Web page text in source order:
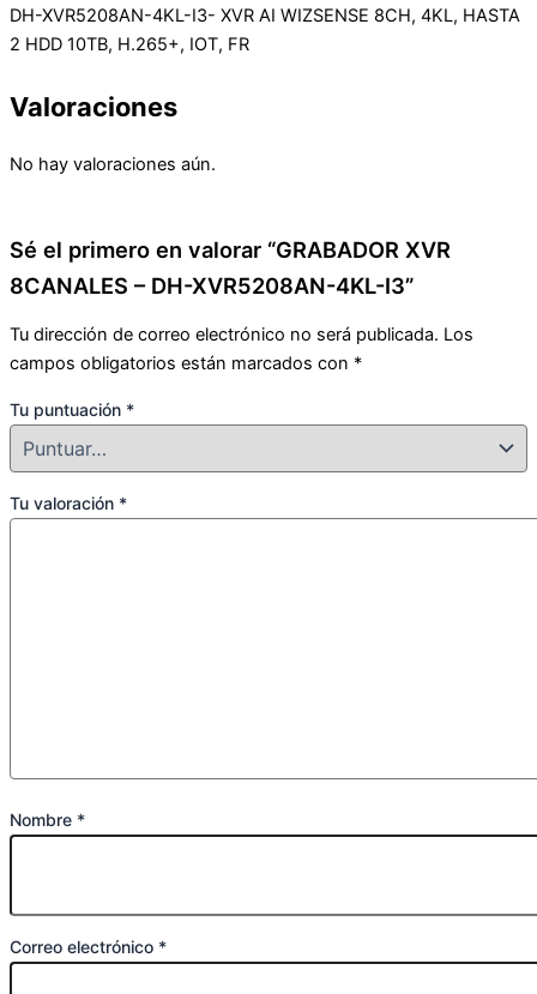
DH-XVR5208AN-4KL-I3- XVR AI WIZSENSE 8CH, 4KL, HASTA
2 HDD 10TB, H.265+, IOT, FR
Valoraciones
No hay valoraciones aún.
Sé el primero en valorar “GRABADOR XVR
8CANALES – DH-XVR5208AN-4KL-I3”
Tu dirección de correo electrónico no será publicada. Los
campos obligatorios están marcados con *
Tu puntuación *
Tu valoración *
Nombre *
Correo electrónico *